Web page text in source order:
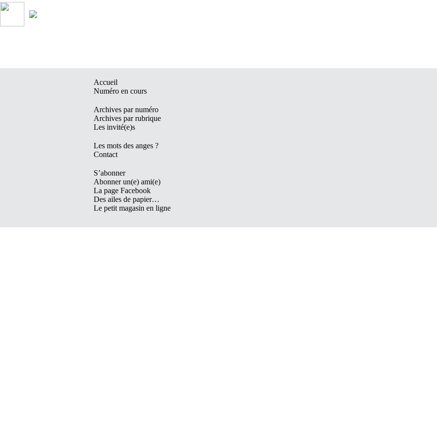
Accueil
Numéro en cours
Archives par numéro
Archives par rubrique
Les invité(e)s
Les mots des anges ?
Contact
S’abonner
Abonner un(e) ami(e)
La page Facebook
Des ailes de papier…
Le petit magasin en ligne